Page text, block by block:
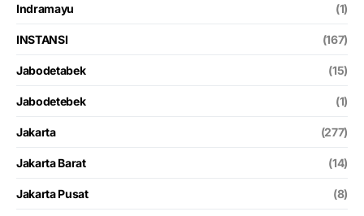
Indramayu (1)
INSTANSI (167)
Jabodetabek (15)
Jabodetebek (1)
Jakarta (277)
Jakarta Barat (14)
Jakarta Pusat (8)